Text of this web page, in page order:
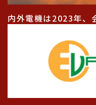
内外電機は2023年、